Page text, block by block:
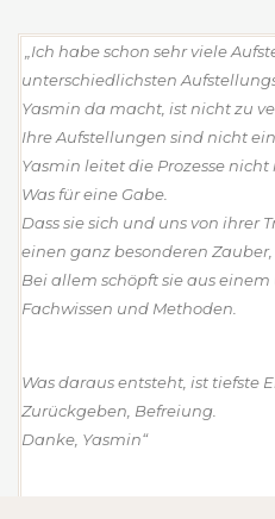
„Ich habe schon sehr viele
unterschiedlichsten
Yasmin da macht, ist nicht zu
Ihre Aufstellungen sind nicht
Yasmin leitet die Prozesse nicht
Was für eine Gabe.
Dass sie sich und uns von ihrer
einen ganz besonderen
Bei allem schöpft sie aus
Fachwissen und Methoden.
Was daraus entsteht, ist tiefste
Zurückgeben, Befreiung.
Danke, Yasmin“